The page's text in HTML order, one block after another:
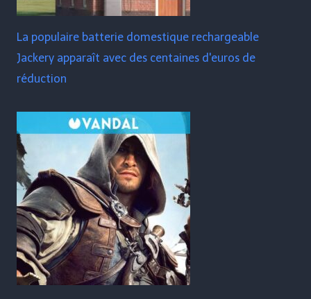
La populaire batterie domestique rechargeable
Jackery apparaît avec des centaines d'euros de
réduction